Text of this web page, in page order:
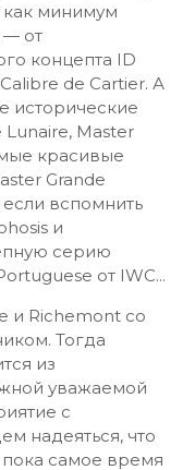
как минимум
— от
концепта ID
de Cartier. А
исторические
Master
красивые
Grande
вспомнить
и
серию
от IWC...
и Richemont со
Тогда
из
уважаемой
с
надеяться, что
самое время